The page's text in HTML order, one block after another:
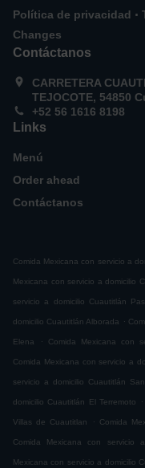
Política de privacidad .
Changes
Contáctanos
CARRETERA
TEJOCOTE, 54850
+52 56 1616 8198
Links
Menú
Order ahead
Contáctanos
Comida Mexicana con servicio a
Mexicana con servicio a domicilio
servicio a domicilio Cuautitlán
domicilio Cuautitlán Alborada .
Elena . Comida Mexicana con
Comida Mexicana con servicio a
servicio a domicilio Cuautitlán
domicilio Cuautitlán El Terremoto .
Villas de Cuautitlan . Comida
Comida Mexicana con servicio
Mexicana con servicio a domicilio